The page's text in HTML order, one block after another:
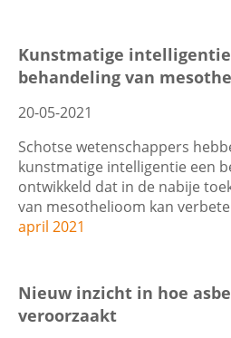
Kunstmatige
behandeling van
20-05-2021
Schotse wetenschappers
kunstmatige intelligentie een
ontwikkeld dat in de nabije
van mesothelioom kan
april 2021
Nieuw inzicht in hoe
veroorzaakt